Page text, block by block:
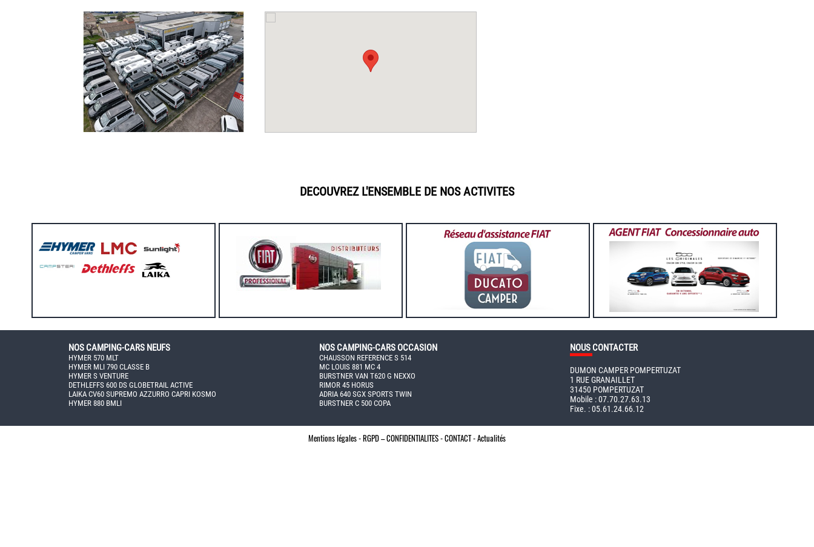
DECOUVREZ L'ENSEMBLE DE NOS ACTIVITES
NOS CAMPING-CARS NEUFS
HYMER 570 MLT
HYMER MLI 790 CLASSE B
HYMER S VENTURE
DETHLEFFS 600 DS GLOBETRAIL ACTIVE
LAIKA CV60 SUPREMO AZZURRO CAPRI KOSMO
HYMER 880 BMLI
NOS CAMPING-CARS OCCASION
CHAUSSON REFERENCE S 514
MC LOUIS 881 MC 4
BURSTNER VAN T620 G NEXXO
RIMOR 45 HORUS
ADRIA 640 SGX SPORTS TWIN
BURSTNER C 500 COPA
NOUS CONTACTER
DUMON CAMPER POMPERTUZAT
1 RUE GRANAILLET
31450 POMPERTUZAT
Mobile : 07.70.27.63.13
Fixe. : 05.61.24.66.12
Mentions légales -RGPD – CONFIDENTIALITES -CONTACT -Actualités